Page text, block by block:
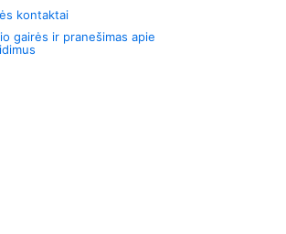
kontaktai
gairės ir pranešimas apie